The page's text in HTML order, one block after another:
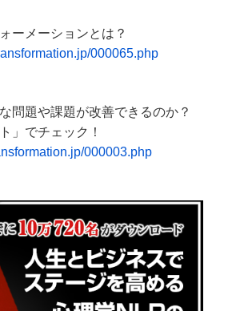
ーメーションとは？
000065.php
問題や課題が改善できるのか？
」でチェック！
000003.php